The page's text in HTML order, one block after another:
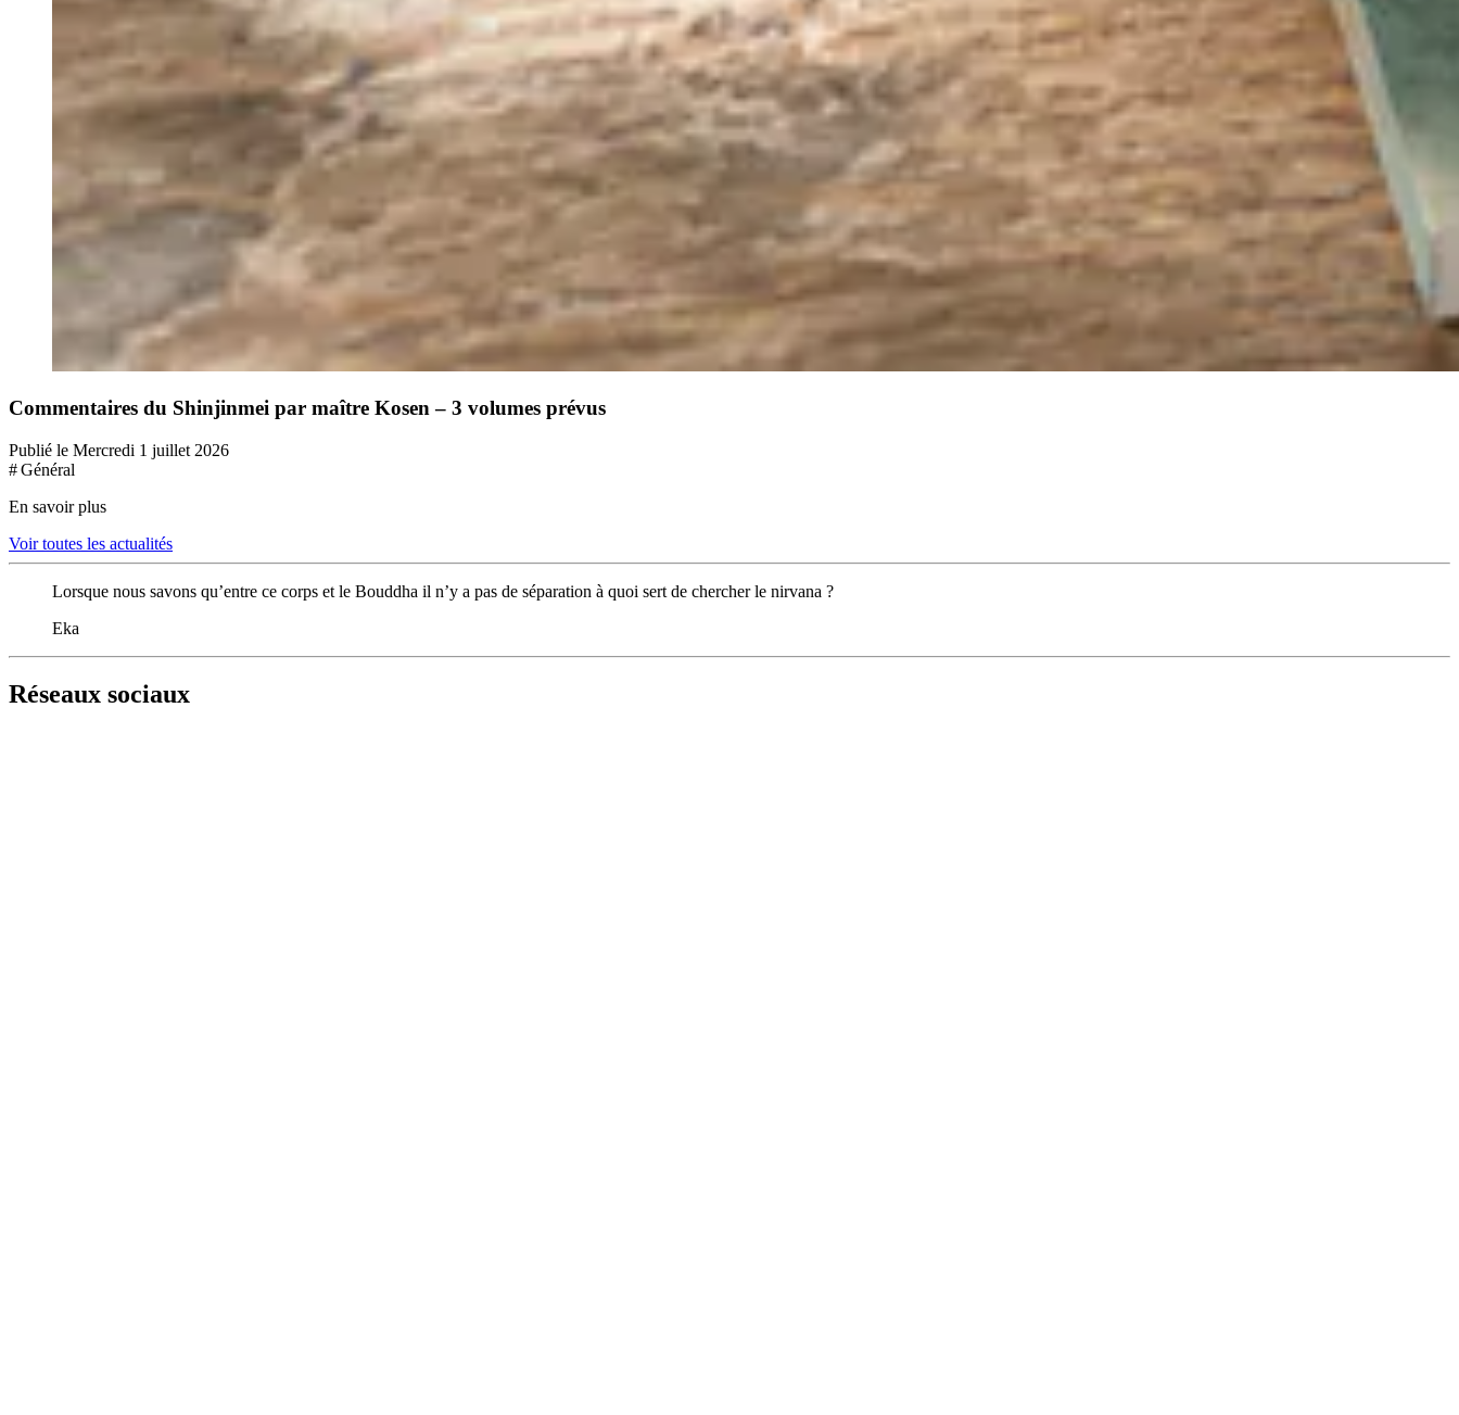
Commentaires du Shinjinmei par maître Kosen – 3 volumes prévus
Publié le Mercredi 1 juillet 2026
# Général
En savoir plus
Voir toutes les actualités
Lorsque nous savons qu’entre ce corps et le Bouddha il n’y a pas de séparation à quoi sert de chercher le nirvana ?
Eka
Réseaux sociaux